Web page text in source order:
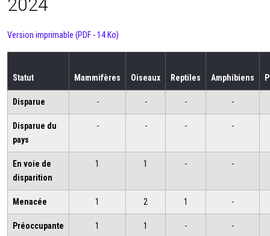
2024
Version imprimable (PDF - 14 Ko)
Statut Mammifères Oiseaux Reptiles Amphibiens
Disparue - - - -
Disparue du
pays
- - - -
En voie de
disparition
1 1 - -
Menacée 1 2 1 -
Préoccupante 1 1 - -